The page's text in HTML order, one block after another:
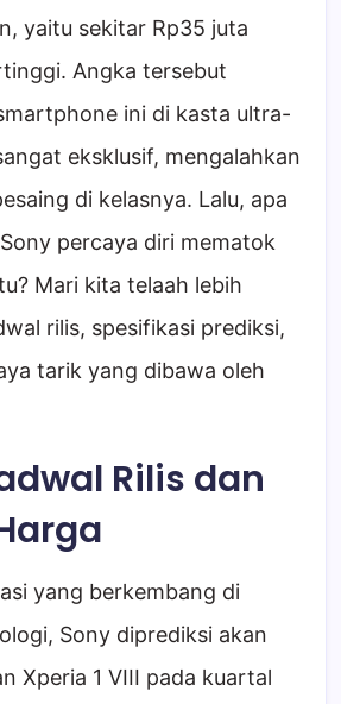
yaitu sekitar Rp35 juta
Angka tersebut
ini di kasta ultra-
eksklusif, mengalahkan
di kelasnya. Lalu, apa
percaya diri mematok
Mari kita telaah lebih
rilis, spesifikasi prediksi,
tarik yang dibawa oleh
Rilis dan
yang berkembang di
Sony diprediksi akan
Xperia 1 VIII pada kuartal